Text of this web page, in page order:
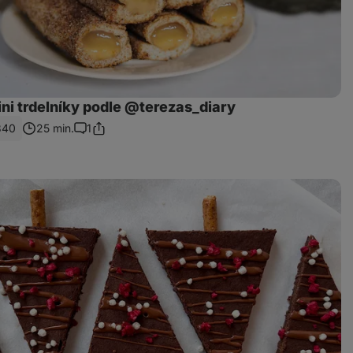
trdelníky podle @terezas_diary
25 min.
Komentáře
1Sdílet